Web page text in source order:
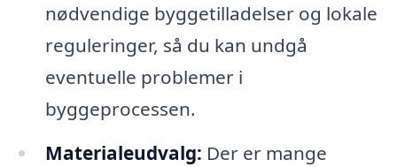
nødvendige byggetilladelser og lokale
reguleringer, så du kan undgå
eventuelle problemer i
byggeprocessen.
Materialeudvalg: Der er mange